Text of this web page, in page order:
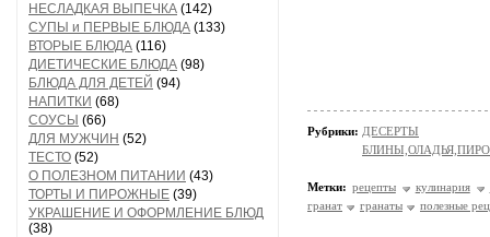
НЕСЛАДКАЯ ВЫПЕЧКА (142)
СУПЫ и ПЕРВЫЕ БЛЮДА (133)
ВТОРЫЕ БЛЮДА (116)
ДИЕТИЧЕСКИЕ БЛЮДА (98)
БЛЮДА ДЛЯ ДЕТЕЙ (94)
НАПИТКИ (68)
СОУСЫ (66)
ДЛЯ МУЖЧИН (52)
ТЕСТО (52)
О ПОЛЕЗНОМ ПИТАНИИ (43)
ТОРТЫ И ПИРОЖНЫЕ (39)
УКРАШЕНИЕ И ОФОРМЛЕНИЕ БЛЮД
(38)
Рубрики: ДЕСЕРТЫ
Метки: рецепты кулинария
гранат
гранаты полезные